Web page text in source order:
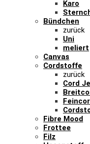
Karo
Bündchen
zurück
Uni
meliert
Canvas
Cordstoffe
zurück
Cord
Fibre Mood
Frottee
Filz